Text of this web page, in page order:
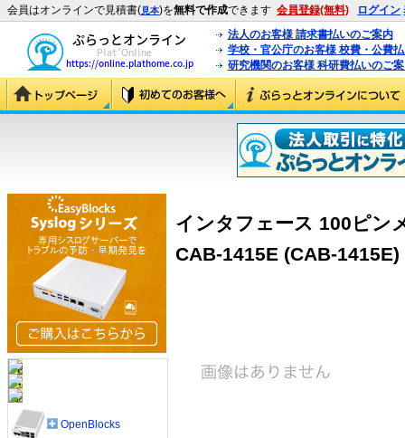
会員はオンラインで見積書(見本)を無料で作成できます 会員登録(無料) ログイン
法人のお客様 請求書払いのご案内
学校・官公庁のお客様 校費・公費
研究機関のお客様 科研費払いのご
インタフェース 100ピン
CAB-1415E (CAB-1415E)
OpenBlocks